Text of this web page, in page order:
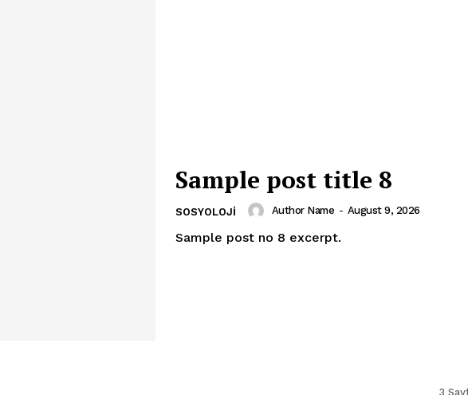
Sample post title 8
SOSYOLOJI Author Name - August 9, 2026
Sample post no 8 excerpt.
3